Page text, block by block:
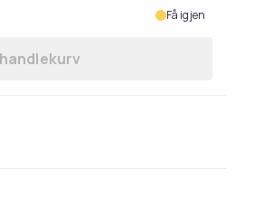
Få igjen
Legg Dorothy Perkins Womens/